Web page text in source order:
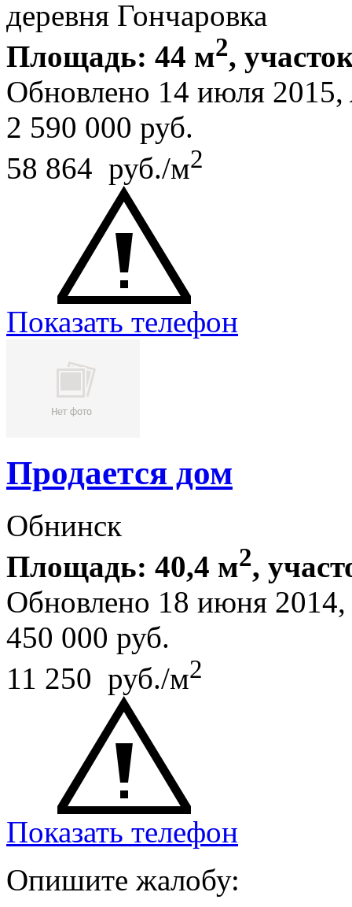
деревня Гончаровка
Площадь: 44 м2,
Обновлено 14 июля 2015,
2 590 000 руб.
58 864 руб./м2
Показать телефон
Продается дом
Обнинск
Площадь: 40,4 м2,
Обновлено 18 июня
450 000 руб.
11 250 руб./м2
Показать телефон
Опишите жалобу: